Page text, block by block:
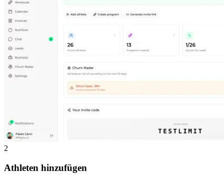
2
Athleten hinzufügen